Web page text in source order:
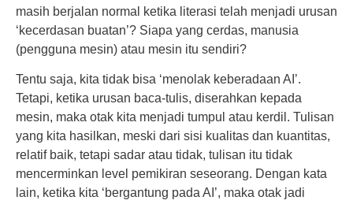
masih berjalan normal ketika literasi telah menjadi urusan
‘kecerdasan buatan’? Siapa yang cerdas, manusia
(pengguna mesin) atau mesin itu sendiri?
Tentu saja, kita tidak bisa ‘menolak keberadaan AI’.
Tetapi, ketika urusan baca-tulis, diserahkan kepada
mesin, maka otak kita menjadi tumpul atau kerdil. Tulisan
yang kita hasilkan, meski dari sisi kualitas dan kuantitas,
relatif baik, tetapi sadar atau tidak, tulisan itu tidak
mencerminkan level pemikiran seseorang. Dengan kata
lain, ketika kita ‘bergantung pada AI’, maka otak jadi